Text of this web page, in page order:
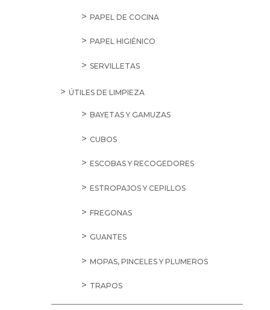
PAPEL DE COCINA
PAPEL HIGIÉNICO
SERVILLETAS
ÚTILES DE LIMPIEZA
BAYETAS Y GAMUZAS
CUBOS
ESCOBAS Y RECOGEDORES
ESTROPAJOS Y CEPILLOS
FREGONAS
GUANTES
MOPAS, PINCELES Y PLUMEROS
TRAPOS